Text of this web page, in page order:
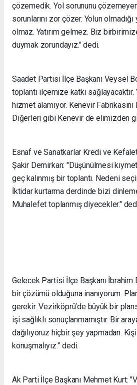
çözemedik. Yol sorununu
sorunlarını zor çözer. Yolun
olmaz. Yatırım gelmez. Biz
duymak zorundayız." dedi.
Saadet Partisi İlçe Başkanı Veysel
toplantı ilçemize katkı
hizmet alamıyor. Kenevir Fabrikasını
Diğerleri gibi Kenevir de elimizden
Esnaf ve Sanatkarlar Kredi ve
Şakir Demirkan: "Düşünülmesi
geç kalınmış bir toplantı. Nedeni
İktidar kurtarma derdinde bizi
Muhalefet toplanmış diyecekler."
Gelecek Partisi İlçe Başkanı İbrahim
bir çözümü olduğuna inanıyorum.
gerekir. Vezirköprü’de büyük bir
işi sağlıklı sonuçlanmamıştır. Bir
dağılıyoruz hiçbir şey yapmadan.
konuşmalıyız.” dedi.
Ak Parti İlçe Başkanı Mehmet Kurt: